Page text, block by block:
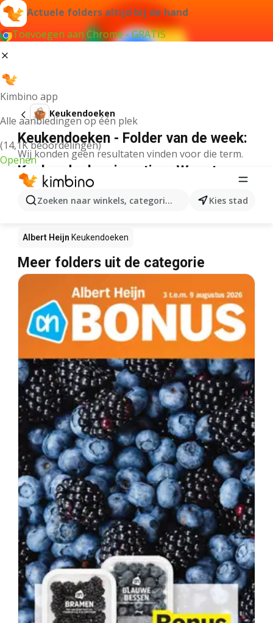
Actuele folders altijd bij de hand
Toevoegen aan Chrome - GRATIS
Kimbino app
Alle aanbiedingen op één plek
(14,1K beoordelingen)
Openen
Zoeken naar winkels, categorieën, producten...
Kies stad
Keukendoeken
Keukendoeken - Folder van de week:
Wij konden geen resultaten vinden voor die term.
Keukendoeken in actie – Waar te
koop?
Albert Heijn Keukendoeken
Meer folders uit de categorie